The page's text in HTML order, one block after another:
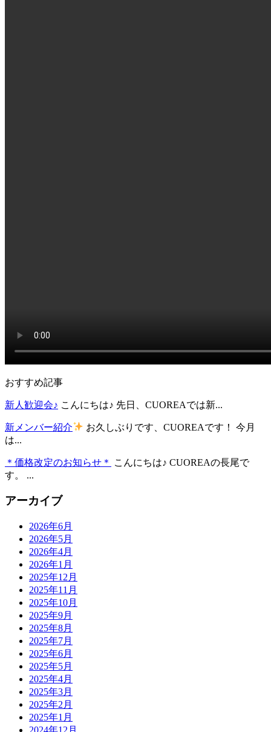
おすすめ記事
新人歓迎会♪ こんにちは♪ 先日、CUOREAでは新...
新メンバー紹介
お久しぶりです、CUOREAです！ 今月
は...
＊価格改定のお知らせ＊
こんにちは♪ CUOREAの長尾で
す。 ...
アーカイブ
2026年6月
2026年5月
2026年4月
2026年1月
2025年12月
2025年11月
2025年10月
2025年9月
2025年8月
2025年7月
2025年6月
2025年5月
2025年4月
2025年3月
2025年2月
2025年1月
2024年12月